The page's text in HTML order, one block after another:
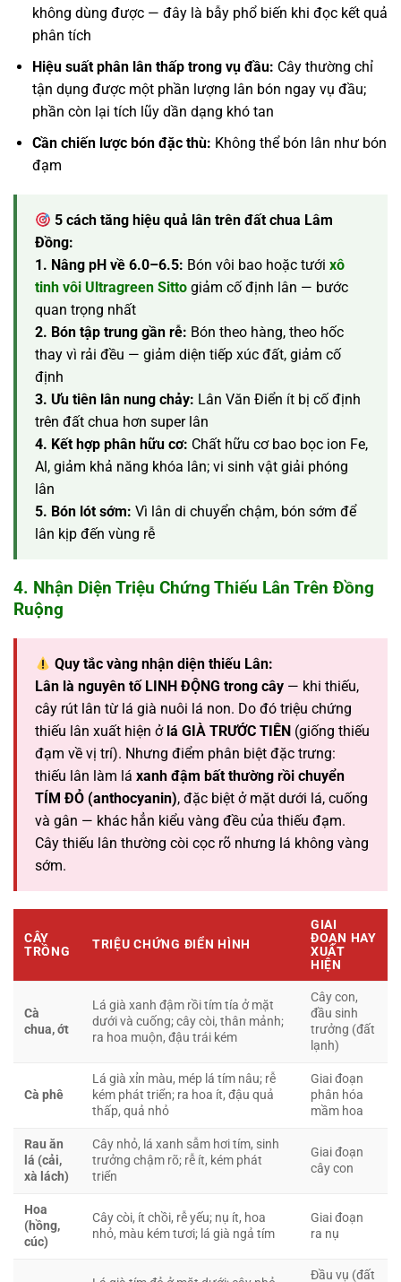
không dùng được — đây là bẫy phổ biến khi đọc kết quả
phân tích
Hiệu suất phân lân thấp trong vụ đầu: Cây thường chỉ
tận dụng được một phần lượng lân bón ngay vụ đầu;
phần còn lại tích lũy dần dạng khó tan
Cần chiến lược bón đặc thù: Không thể bón lân như bón
đạm
5 cách tăng hiệu quả lân trên đất chua Lâm
Đồng:
1. Nâng pH về 6.0–6.5: Bón vôi bao hoặc tưới xô
tinh vôi Ultragreen Sitto giảm cố định lân — bước
quan trọng nhất
2. Bón tập trung gần rễ: Bón theo hàng, theo hốc
thay vì rải đều — giảm diện tiếp xúc đất, giảm cố
định
3. Ưu tiên lân nung chảy: Lân Văn Điển ít bị cố định
trên đất chua hơn super lân
4. Kết hợp phân hữu cơ: Chất hữu cơ bao bọc ion Fe,
Al, giảm khả năng khóa lân; vi sinh vật giải phóng
lân
5. Bón lót sớm: Vì lân di chuyển chậm, bón sớm để
lân kịp đến vùng rễ
4. Nhận Diện Triệu Chứng Thiếu Lân Trên Đồng
Ruộng
Quy tắc vàng nhận diện thiếu Lân:
Lân là nguyên tố LINH ĐỘNG trong cây — khi thiếu,
cây rút lân từ lá già nuôi lá non. Do đó triệu chứng
thiếu lân xuất hiện ở lá GIÀ TRƯỚC TIÊN (giống thiếu
đạm về vị trí). Nhưng điểm phân biệt đặc trưng:
thiếu lân làm lá xanh đậm bất thường rồi chuyển
TÍM ĐỎ (anthocyanin), đặc biệt ở mặt dưới lá, cuống
và gân — khác hẳn kiểu vàng đều của thiếu đạm.
Cây thiếu lân thường còi cọc rõ nhưng lá không vàng
sớm.
CÂY
TRỒNG
TRIỆU CHỨNG ĐIỂN HÌNH
GIAI
ĐOẠN HAY
XUẤT
HIỆN
Cà
chua, ớt
Lá già xanh đậm rồi tím tía ở mặt
dưới và cuống; cây còi, thân mảnh;
ra hoa muộn, đậu trái kém
Cây con,
đầu sinh
trưởng (đất
lạnh)
Cà phê
Lá già xỉn màu, mép lá tím nâu; rễ
kém phát triển; ra hoa ít, đậu quả
thấp, quả nhỏ
Giai đoạn
phân hóa
mầm hoa
Rau ăn
lá (cải,
xà lách)
Cây nhỏ, lá xanh sẫm hơi tím, sinh
trưởng chậm rõ; rễ ít, kém phát
triển
Giai đoạn
cây con
Hoa
(hồng,
cúc)
Cây còi, ít chồi, rễ yếu; nụ ít, hoa
nhỏ, màu kém tươi; lá già ngả tím
Giai đoạn
ra nụ
Đầu vụ (đất